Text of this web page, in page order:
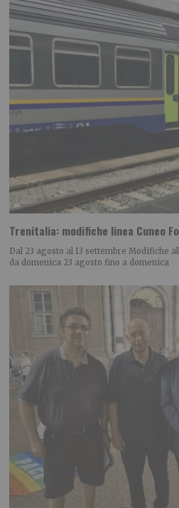
Trenitalia: modifiche linea Cuneo
Dal 23 agosto al 13 settembre Modifiche
da domenica 23 agosto fino a domenica